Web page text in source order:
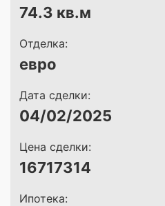
74.3 кв.м
Отделка:
евро
Дата сделки:
04/02/2025
Цена сделки:
16717314
Ипотека: